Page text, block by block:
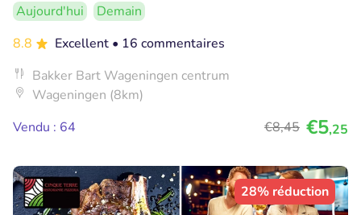
Aujourd'hui
Demain
8.8
Excellent • 16 commentaires
Bakker Bart Wageningen centrum
Wageningen (8km)
Vendu : 64
€8,45 €5,25
28% réduction